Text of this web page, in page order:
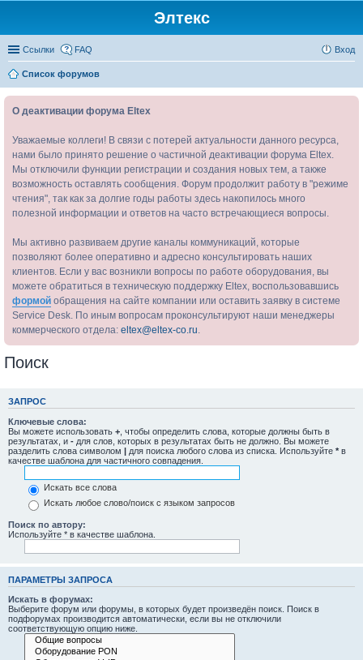
Элтекс
Ссылки FAQ Вход
Список форумов
О деактивации форума Eltex
Уважаемые коллеги! В связи с потерей актуальности данного ресурса,
нами было принято решение о частичной деактивации форума Eltex.
Мы отключили функции регистрации и создания новых тем, а также
возможность оставлять сообщения. Форум продолжит работу в "режиме
чтения", так как за долгие годы работы здесь накопилось много
полезной информации и ответов на часто встречающиеся вопросы.
Мы активно развиваем другие каналы коммуникаций, которые
позволяют более оперативно и адресно консультировать наших
клиентов. Если у вас возникли вопросы по работе оборудования, вы
можете обратиться в техническую поддержку Eltex, воспользовавшись
формой обращения на сайте компании или оставить заявку в системе
Service Desk. По иным вопросам проконсультируют наши менеджеры
коммерческого отдела: eltex@eltex-co.ru.
Поиск
ЗАПРОС
Ключевые слова:
Вы можете использовать + , чтобы определить слова, которые должны быть в
результатах, и - для слов, которых в результатах быть не должно. Вы можете
разделить слова символом | для поиска любого слова из списка. Используйте * в
качестве шаблона для частичного совпадения.
Искать все слова
Искать любое слово/поиск с языком запросов
Поиск по автору:
Используйте * в качестве шаблона.
ПАРАМЕТРЫ ЗАПРОСА
Искать в форумах:
Выберите форум или форумы, в которых будет произведён поиск. Поиск в
подфорумах производится автоматически, если вы не отключили
соответствующую опцию ниже.